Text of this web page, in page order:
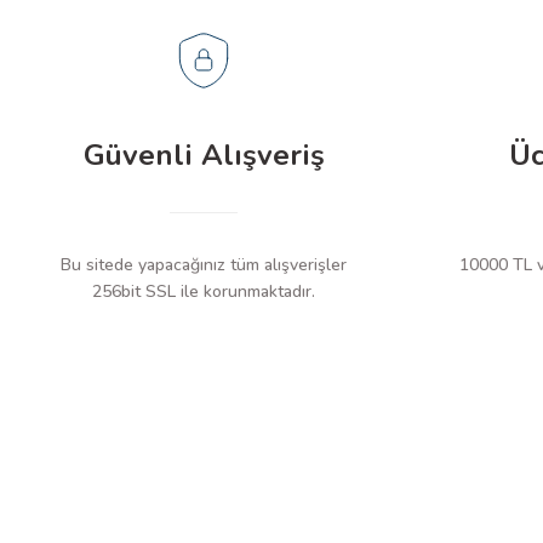
Çalışma Sıcaklığı
Depolama Sıcaklığı
Pil Ömrü
Güvenli Alışveriş
Bu sitede yapacağınız tüm alışverişler
256bit SSL ile korunmaktadır.
10000 TL